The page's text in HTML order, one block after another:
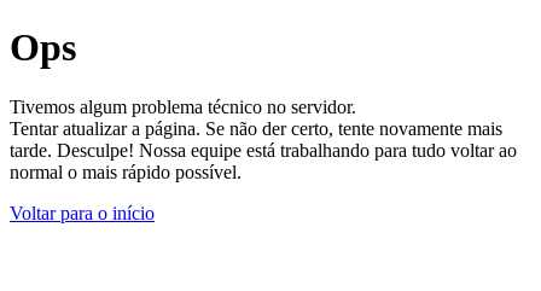
Ops
Tivemos algum problema técnico no servidor.
Tentar atualizar a página. Se não der certo, tente novamente mais
tarde. Desculpe! Nossa equipe está trabalhando para tudo voltar ao
normal o mais rápido possível.
Voltar para o início